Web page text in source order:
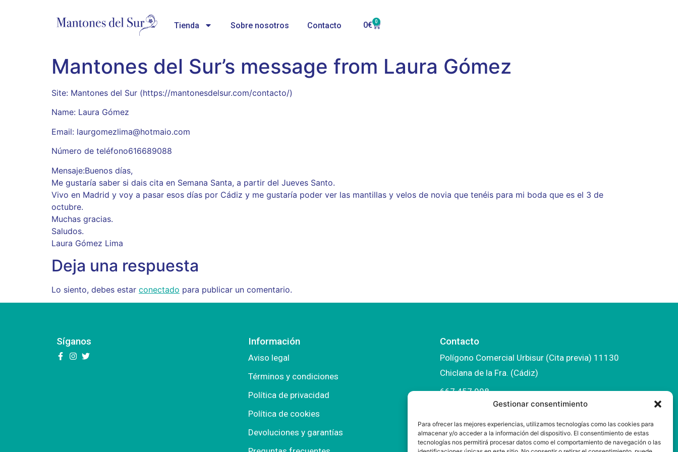
Gestionar consentimiento
Para ofrecer las mejores experiencias, utilizamos tecnologías como las cookies para
almacenar y/o acceder a la información del dispositivo. El consentimiento de estas
tecnologías nos permitirá procesar datos como el comportamiento de navegación o las
Tienda Sobre nosotros Contacto 0€ 0
Mantones del Sur’s message from Laura Gómez
Site: Mantones del Sur (https://mantonesdelsur.com/contacto/)
Name: Laura Gómez
Email: laurgomezlima@hotmaio.com
Número de teléfono616689088
Mensaje:Buenos días,
Me gustaría saber si dais cita en Semana Santa, a partir del Jueves Santo.
Vivo en Madrid y voy a pasar esos días por Cádiz y me gustaría poder ver las mantillas y velos de novia que tenéis para mi boda que es el 3 de
octubre.
Muchas gracias.
Saludos.
Laura Gómez Lima
Deja una respuesta
Lo siento, debes estar conectado para publicar un comentario.
Síganos Información
Aviso legal
Términos y condiciones
Política de privacidad
Política de cookies
Devoluciones y garantías
Contacto
Polígono Comercial Urbisur (Cita previa) 11130
Chiclana de la Fra. (Cádiz)
667 457 908
info@mantonesdelsur.com
mantonesdelsur@gmail.com